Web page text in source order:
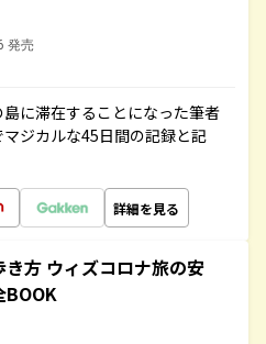
発売
に滞在することになった筆者
ジカルな45日間の記録と記
詳細を見る
き方 ウィズコロナ旅の安
BOOK